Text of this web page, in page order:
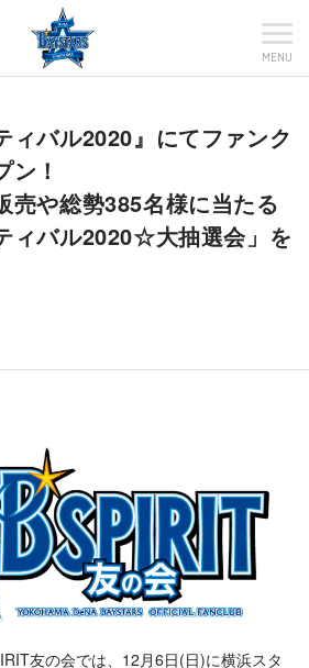
MENU
ィバル2020』にてファンク
ン！
売や総勢385名様に当たる
ィバル2020☆大抽選会」を
友の会では、12月6日(日)に横浜スタ